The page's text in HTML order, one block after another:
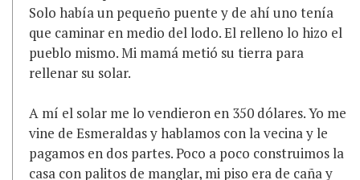
Solo había un pequeño puente y de ahí uno tenía
que caminar en medio del lodo. El relleno lo hizo el
pueblo mismo. Mi mamá metió su tierra para
rellenar su solar.
A mí el solar me lo vendieron en 350 dólares. Yo me
vine de Esmeraldas y hablamos con la vecina y le
pagamos en dos partes. Poco a poco construimos la
casa con palitos de manglar, mi piso era de caña y